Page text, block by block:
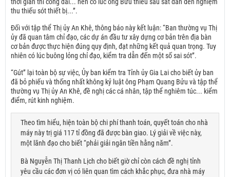
thu thiếu sót thiết bị...”.
Đối với tập thể Thị ủy An Khê, thông báo này kết luận: “Ban thường vụ Thị
ủy đã quan tâm chỉ đạo, các dự án đầu tư xây dựng cơ bản trên địa bàn
cơ bản được thực hiện đúng quy định, đạt những kết quả quan trọng. Tuy
nhiên có lúc buông lỏng chỉ đạo, kiểm tra dẫn đến một số sai sót”.
“Gút” lại toàn bộ sự việc, Ủy ban kiểm tra Tỉnh ủy Gia Lai cho biết ủy ban
đã bỏ phiếu và thống nhất không kỷ luật ông Phạm Quang Bửu và tập thể
thường vụ Thị ủy An Khê, đề nghị các cá nhân, tập thể nghiêm túc... kiểm
điểm, rút kinh nghiệm.
Theo tìm hiểu, hiện toàn bộ chi phí thanh toán, quyết toán cho nhà
máy này trị giá 117 tỉ đồng đã được bàn giao. Lý giải về việc này,
một lãnh đạo cho biết “phải giải ngân tiền hằng năm”.
Bà Nguyễn Thị Thanh Lịch cho biết giờ chỉ còn cách đề nghị tỉnh
yêu cầu các đơn vị có liên quan tìm cách khắc phục, đưa nhà máy